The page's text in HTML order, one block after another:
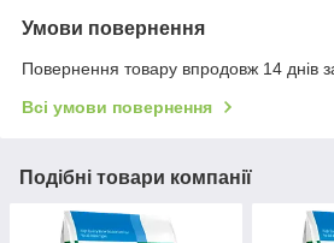
Умови повернення
Повернення товару впродовж 14 днів
Всі умови повернення
Подібні товари компанії